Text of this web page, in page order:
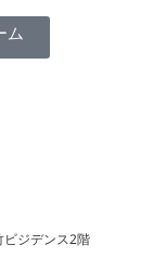
ム
ジデンス2階